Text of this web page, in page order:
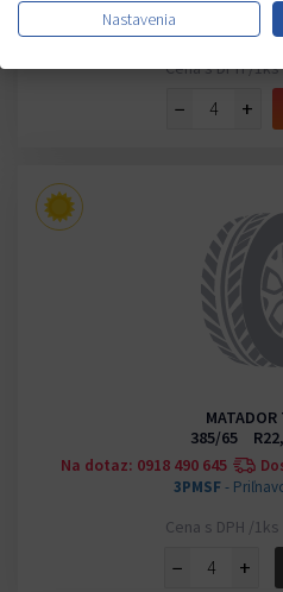
U Vás
3PMSF
-
Cena s DPH /1ks
−
+
MATADOR
385/65
Na dotaz: 0918 490 645
3PMSF-
Cena s DPH /1ks
−
+
Nastavenia